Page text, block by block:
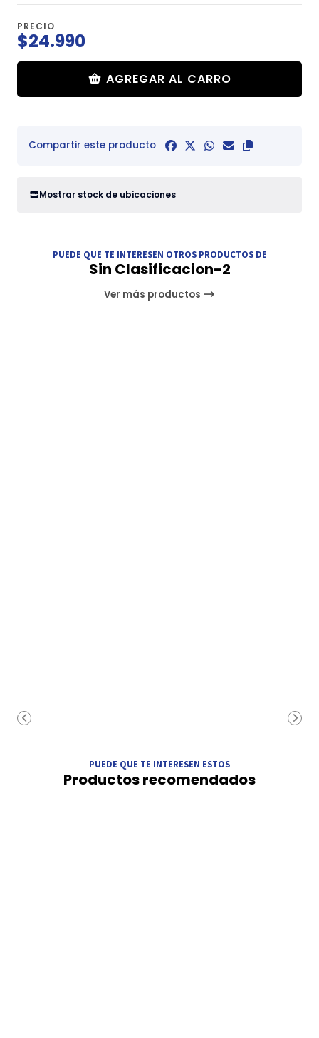
PRECIO
$24.990
AGREGAR AL CARRO
Compartir este producto
Mostrar stock de ubicaciones
PUEDE QUE TE INTERESEN OTROS PRODUCTOS DE
Sin Clasificacion-2
Ver más productos
PUEDE QUE TE INTERESEN ESTOS
Productos recomendados